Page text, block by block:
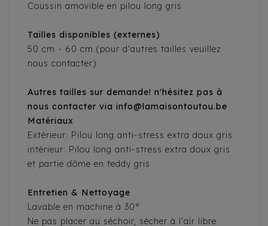
Coussin amovible en pilou long gris
Tailles disponibles (externes)
50 cm - 60 cm (pour d'autres tailles veuillez
nous contacter)
Autres tailles sur demande! n'hésitez pas à
nous contacter via info@lamaisontoutou.be
Matériaux
Extérieur: Pilou long anti-stress extra doux gris
intérieur: Pilou long anti-stress extra doux gris
et partie dôme en teddy gris
Entretien & Nettoyage
Lavable en machine à 30°
Ne pas placer au séchoir, sécher à l'air libre